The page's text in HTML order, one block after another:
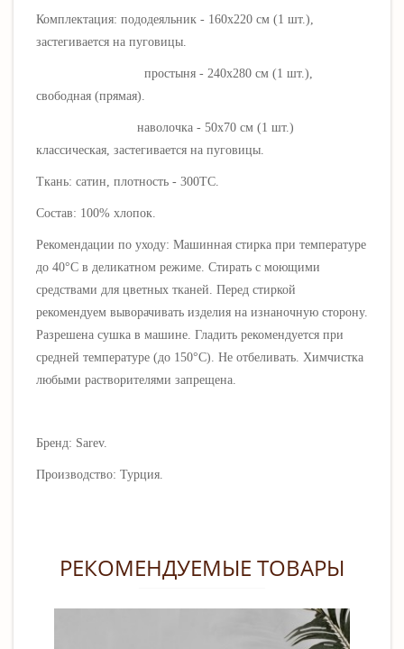
Комплектация: пододеяльник - 160х220 см (1 шт.),
застегивается на пуговицы.
простыня - 240х280 см (1 шт.),
свободная (прямая).
наволочка - 50х70 см (1 шт.)
классическая, застегивается на пуговицы.
Ткань: сатин, плотность - 300ТС.
Состав: 100% хлопок.
Рекомендации по уходу: Машинная стирка при температуре
до 40°C в деликатном режиме. Стирать с моющими
средствами для цветных тканей. Перед стиркой
рекомендуем выворачивать изделия на изнаночную сторону.
Разрешена сушка в машине. Гладить рекомендуется при
средней температуре (до 150°C). Не отбеливать. Химчистка
любыми растворителями запрещена.
Бренд: Sarev.
Производство: Турция.
РЕКОМЕНДУЕМЫЕ ТОВАРЫ